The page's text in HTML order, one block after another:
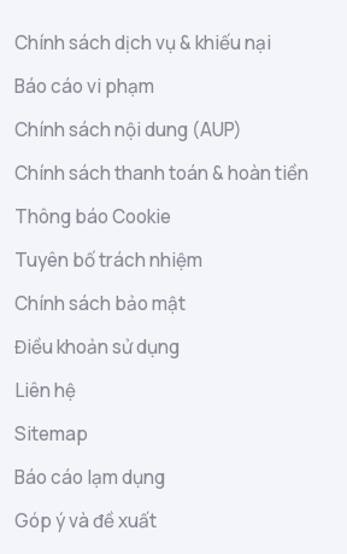
Chính sách dịch vụ & khiếu nại
Báo cáo vi phạm
Chính sách nội dung (AUP)
Chính sách thanh toán & hoàn tiền
Thông báo Cookie
Tuyên bố trách nhiệm
Chính sách bảo mật
Điều khoản sử dụng
Liên hệ
Sitemap
Báo cáo lạm dụng
Góp ý và đề xuất